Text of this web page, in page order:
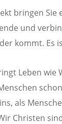
bringen Sie
und
kommt. Es
Leben wie
als
Christen